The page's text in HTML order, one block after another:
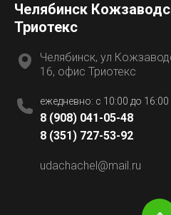
Челябинск
Триотекс
Челябинск, ул
16, офис Триотекс
ежедневно: с 10:00 до 16:00
8 (908) 041-05-48
8 (351) 727-53-92
udachachel@mail.ru